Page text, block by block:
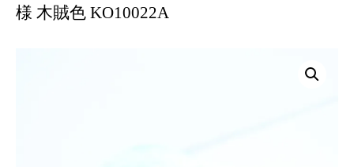
様 木賊色 KO10022A